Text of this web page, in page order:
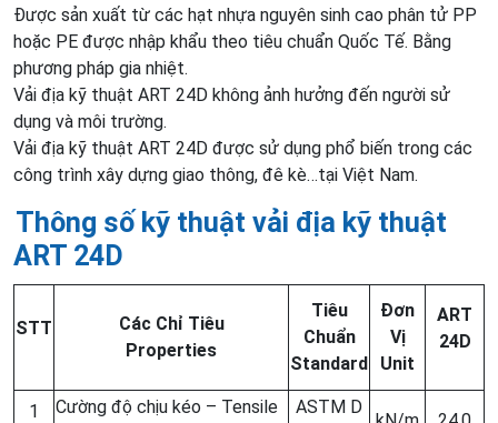
Được sản xuất từ các hạt nhựa nguyên sinh cao phân tử PP
hoặc PE được nhập khẩu theo tiêu chuẩn Quốc Tế. Bằng
phương pháp gia nhiệt.
Vải địa kỹ thuật ART 24D không ảnh hưởng đến người sử
dụng và môi trường.
Vải địa kỹ thuật ART 24D được sử dụng phổ biến trong các
công trình xây dựng giao thông, đê kè…tại Việt Nam.
Thông số kỹ thuật vải địa kỹ thuật
ART 24D
STT
Các Chỉ Tiêu
Properties
Tiêu
Chuẩn
Standard
Đơn
Vị
Unit
ART
24D
1
Cường độ chịu kéo – Tensile
ASTM D